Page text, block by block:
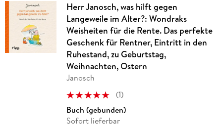
Herr Janosch, was hilft gegen
Langeweile im Alter?: Wondraks
Weisheiten für die Rente. Das perfekte
Geschenk für Rentner, Eintritt in den
Ruhestand, zu Geburtstag,
Weihnachten, Ostern
Janosch
(1)
Buch (gebunden)
Sofort lieferbar